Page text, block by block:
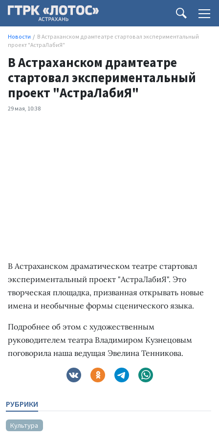
Новости
В Астраханском драмтеатре стартовал экспериментальный
проект "АстраЛабиЯ"
В Астраханском драмтеатре
стартовал экспериментальный
проект "АстраЛабиЯ"
29 мая, 10:38
В Астраханском драматическом театре стартовал
экспериментальный проект "АстраЛабиЯ". Это
творческая площадка, призванная открывать новые
имена и необычные формы сценического языка.
Подробнее об этом с художественным
руководителем театра Владимиром Кузнецовым
поговорила наша ведущая Эвелина Тенникова.
РУБРИКИ
Культура